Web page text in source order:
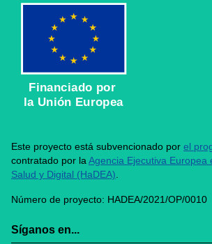
Financiado por
la Unión Europea
Este proyecto está subvencionado por el
contratado por la Agencia Ejecutiva Europea
Salud y Digital (HaDEA)
Número de proyecto: HADEA/2021/OP/0010
Síganos en...